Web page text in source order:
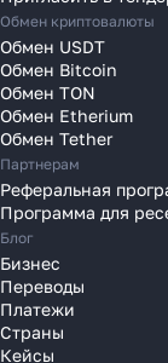
Переводы в
Переводы в Монако
Переводы в
Переводы в Польшу
Переводы в
Переводы в
Переводы в Сербию
Переводы в
Переводы в
Переводы в
Обмен криптовалюты
Обмен USDT
Обмен Bitcoin
Обмен TON
Обмен Etherium
Обмен Tether
Партнерам
Реферальная
Программа для
Блог
Бизнес
Переводы
Платежи
Страны
Кейсы